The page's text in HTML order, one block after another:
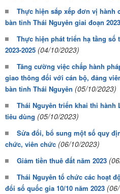
Thực hiện sắp xếp đơn vị hành
bàn tỉnh Thái Nguyên giai đoạn
Thực hiện phát triển hạ tầng số
2023-2025 (04/10/2023)
Tăng cường việc chấp hành
giao thông đối với cán bộ, đảng
bàn tỉnh Thái Nguyên (05/10/2023)
Thái Nguyên triển khai thi
tiêu dùng (05/10/2023)
Sửa đổi, bổ sung một số quy
chức, viên chức (06/10/2023)
Giảm tiền thuê đất năm 2023
Thái Nguyên tổ chức các hoạt
đổi số quốc gia 10/10 năm 2023